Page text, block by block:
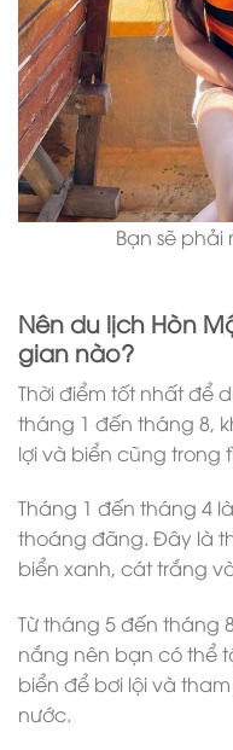
Bạn sẽ
Nên du lịch Hòn
gian nào?
Thời điểm tốt nhất để
tháng 1 đến tháng 8,
lợi và biển cũng trong
Tháng 1 đến tháng 4
thoáng đãng. Đây là
biển xanh, cát trắng
Từ tháng 5 đến tháng
nắng nên bạn có thể
biển để bơi lội và
nước.